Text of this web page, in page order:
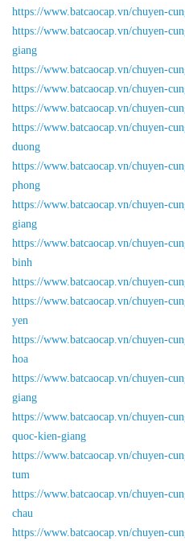
https://www.batcaocap.vn/chuyen-
https://www.batcaocap.vn/chuyen-
giang
https://www.batcaocap.vn/chuyen-
https://www.batcaocap.vn/chuyen-
https://www.batcaocap.vn/chuyen-
https://www.batcaocap.vn/chuyen-
duong
https://www.batcaocap.vn/chuyen-
phong
https://www.batcaocap.vn/chuyen-
giang
https://www.batcaocap.vn/chuyen-
binh
https://www.batcaocap.vn/chuyen-
https://www.batcaocap.vn/chuyen-
yen
https://www.batcaocap.vn/chuyen-
hoa
https://www.batcaocap.vn/chuyen-
giang
https://www.batcaocap.vn/chuyen-
quoc-kien-giang
https://www.batcaocap.vn/chuyen-
tum
https://www.batcaocap.vn/chuyen-
chau
https://www.batcaocap.vn/chuyen-